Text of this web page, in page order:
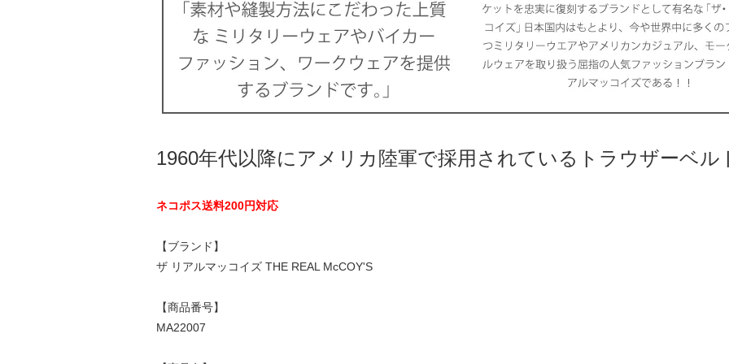
1960年代以降にアメリカ陸軍で採用されているトラウザーベル
ネコポス送料200円対応
【ブランド】
ザ リアルマッコイズ THE REAL McCOY'S
【商品番号】
MA22007